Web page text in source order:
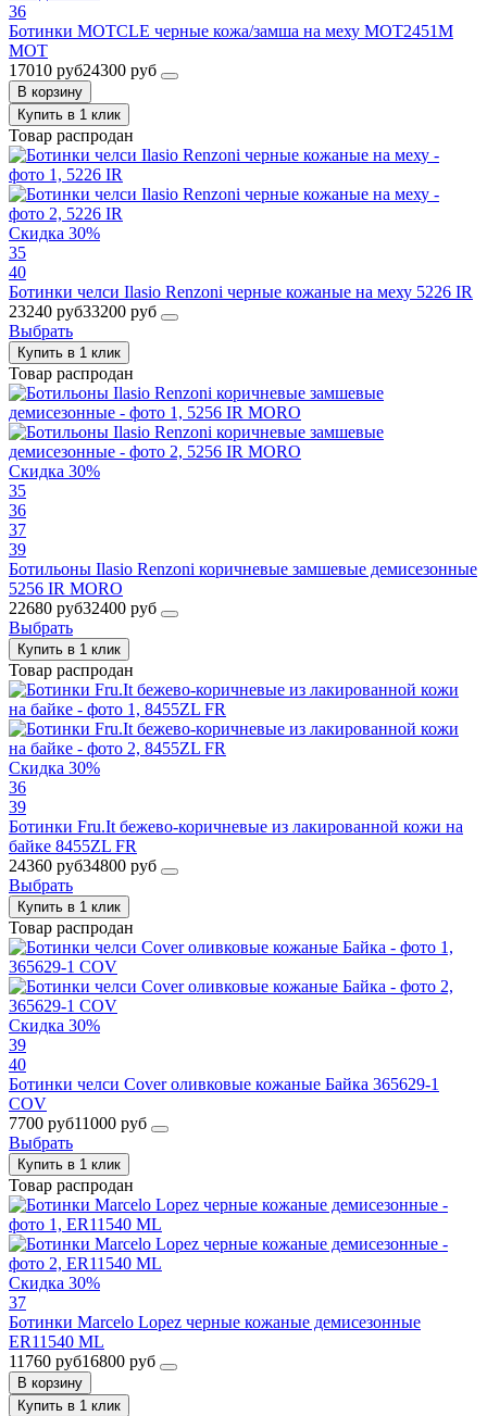
36
Ботинки MOTCLE черные кожа/замша на меху MOT2451M
MOT
17010 руб24300 руб
В корзину
Купить в 1 клик
Товар распродан
Скидка 30%
35
40
Ботинки челси Ilasio Renzoni черные кожаные на меху 5226 IR
23240 руб33200 руб
Выбрать
Купить в 1 клик
Товар распродан
Скидка 30%
35
36
37
39
Ботильоны Ilasio Renzoni коричневые замшевые демисезонные
5256 IR MORO
22680 руб32400 руб
Выбрать
Купить в 1 клик
Товар распродан
Скидка 30%
36
39
Ботинки Fru.It бежево-коричневые из лакированной кожи на
байке 8455ZL FR
24360 руб34800 руб
Выбрать
Купить в 1 клик
Товар распродан
Скидка 30%
39
40
Ботинки челси Cover оливковые кожаные Байка 365629-1
COV
7700 руб11000 руб
Выбрать
Купить в 1 клик
Товар распродан
Скидка 30%
37
Ботинки Marcelo Lopez черные кожаные демисезонные
ER11540 ML
11760 руб16800 руб
В корзину
Купить в 1 клик